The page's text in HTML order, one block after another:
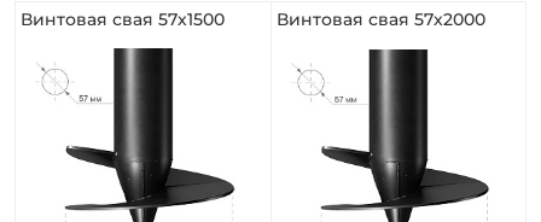
Винтовая свая 57х1500 Винтовая свая 57х2000